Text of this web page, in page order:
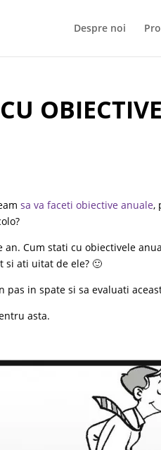
Despre noi
sa va faceti obiective anuale,
Cum stati cu obiectivele
ati uitat de ele? 🙂
pas in spate si sa evaluati
asta.